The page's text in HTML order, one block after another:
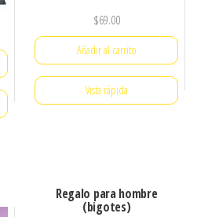
$69.00
Añadir al carrito
Vista rápida
Regalo para hombre
(bigotes)